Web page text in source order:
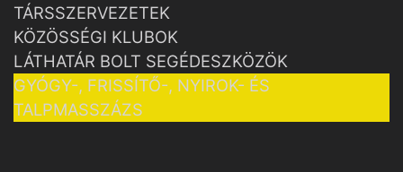
TÁRSSZERVEZETEK
KÖZÖSSÉGI KLUBOK
LÁTHATÁR BOLT SEGÉDESZKÖZÖK
GYÓGY-, FRISSÍTŐ-, NYIROK- ÉS
TALPMASSZÁZS